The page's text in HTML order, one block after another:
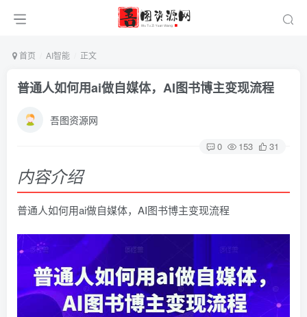
首页 AI智能 正文
普通人如何用ai做自媒体，AI图书博主变现流程
吾图资源网
0 153 31
内容介绍
普通人如何用ai做自媒体，AI图书博主变现流程